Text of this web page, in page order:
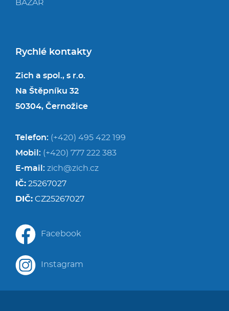
BAZAR
Rychlé kontakty
Zich a spol., s r.o.
Na Štěpníku 32
50304, Černožice
Telefon: (+420) 495 422 199
Mobil: (+420) 777 222 383
E-mail: zich@zich.cz
IČ: 25267027
DIČ: CZ25267027
Facebook
Instagram